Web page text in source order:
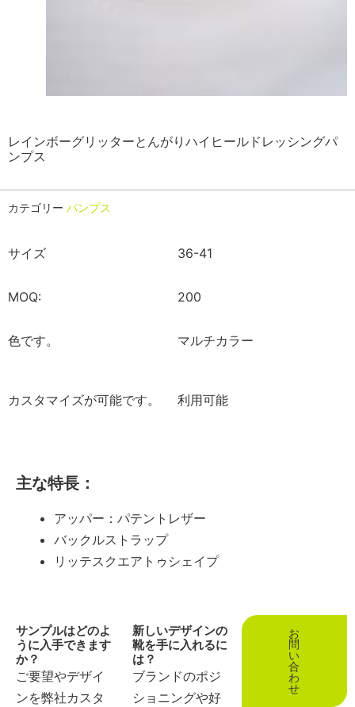
レインボーグリッターとんがりハイヒールドレッシングパ
ンプス
カテゴリー パンプス
サイズ 36-41
MOQ: 200
色です。 マルチカラー
カスタマイズが可能です。 利用可能
主な特長：
アッパー：パテントレザー
バックルストラップ
リッテスクエアトゥシェイプ
サンプルはどのよ
うに入手できます
か？
ご要望やデザイ
ンを弊社カスタ
新しいデザインの
靴を手に入れるに
は？
ブランドのポジ
ショニングや好
お
問
い
合
わ
せ